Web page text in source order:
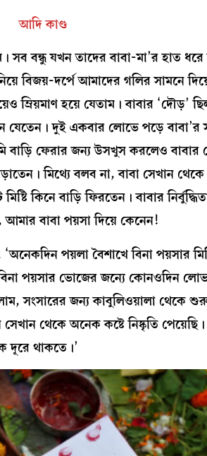
আদি কাণ্ড
বন্ধু যখন তাদের বাবা-মা’র হাত
বিজয়-দর্পে আমাদের গলির সামনে
হয়ে যেতাম। বাবার ‘দৌড়’
দুই একবার লোভে পড়ে বাবা’র
ফেরার জন্য উসখুস করলেও বাবার
মিথ্যে বলব না, বাবা সেখান
কিনে বাড়ি ফিরতেন। বাবার
আমার বাবা পয়সা দিয়ে কেনেন!
পয়লা বৈশাখে বিনা পয়সার
পয়সার ভোজের জন্যে কোনওদিন
সংসারের জন্য কাবুলিওয়ালা থেকে
থেকে অনেক কষ্টে নিষ্কৃতি
দূরে থাকতে।’